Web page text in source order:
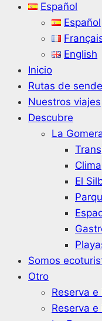
Español
Español
English
Inicio
Rutas de
Nuestros viajes
Descubre
La
Clima
El
Somos
Otro
Reserva
Reserva